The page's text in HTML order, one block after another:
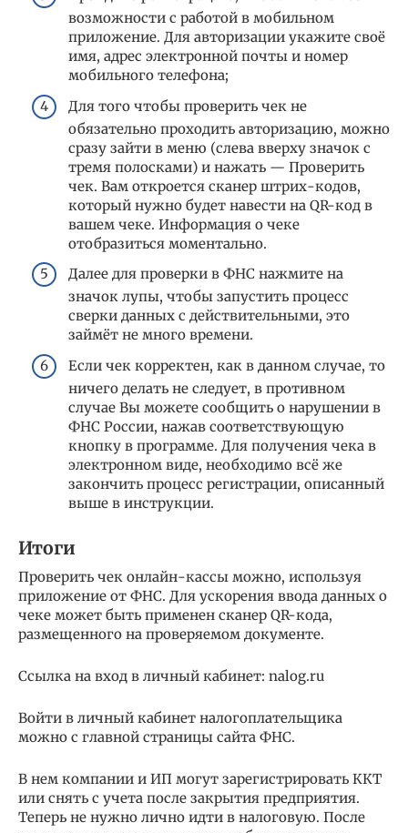
возможности с работой в мобильном
приложение. Для авторизации укажите своё
имя, адрес электронной почты и номер
мобильного телефона;
Для того чтобы проверить чек не
обязательно проходить авторизацию, можно
сразу зайти в меню (слева вверху значок с
тремя полосками) и нажать — Проверить
чек. Вам откроется сканер штрих-кодов,
который нужно будет навести на QR-код в
вашем чеке. Информация о чеке
отобразиться моментально.
Далее для проверки в ФНС нажмите на
значок лупы, чтобы запустить процесс
сверки данных с действительными, это
займёт не много времени.
Если чек корректен, как в данном случае, то
ничего делать не следует, в противном
случае Вы можете сообщить о нарушении в
ФНС России, нажав соответствующую
кнопку в программе. Для получения чека в
электронном виде, необходимо всё же
закончить процесс регистрации, описанный
выше в инструкции.
Итоги
Проверить чек онлайн-кассы можно, используя
приложение от ФНС. Для ускорения ввода данных о
чеке может быть применен сканер QR-кода,
размещенного на проверяемом документе.
Ссылка на вход в личный кабинет: nalog.ru
Войти в личный кабинет налогоплательщика
можно с главной страницы сайта ФНС.
В нем компании и ИП могут зарегистрировать ККТ
или снять с учета после закрытия предприятия.
Теперь не нужно лично идти в налоговую. После